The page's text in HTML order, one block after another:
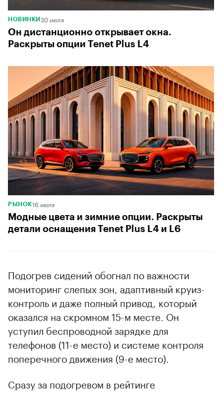
НОВИНКИ 30 июля
Он дистанционно открывает окна.
Раскрыты опции Tenet Plus L4
РЫНОК16 июля
Модные цвета и зимние опции. Раскрыты
детали оснащения Tenet Plus L4 и L6
Подогрев сидений обогнал по важности
мониторинг слепых зон, адаптивный круиз-
контроль и даже полный привод, который
оказался на скромном 15-м месте. Он
уступил беспроводной зарядке для
телефонов (11-е место) и системе контроля
поперечного движения (9-е место).
Сразу за подогревом в рейтинге